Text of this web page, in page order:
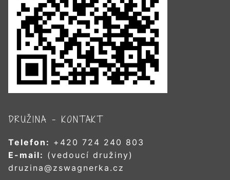
DRUŽINA – KONTAKT
Telefon: +420 724 240 803
E-mail: (vedoucí družiny)
druzina@zswagnerka.cz